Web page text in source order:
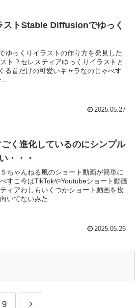
ストStable Diffusionでゆっく
ゆっくりイラストの作り方を発見した
ト？セレスティアゆっくりイラストと
る首だけの可愛いキャラなのじゃべす
2025.05.27
ごく進化しているのにシンプル
・・・
ちゃんねる風のショート動画が簡単に
すこ今はTikTokやYoutubeショート動画
ィアわしもいくつかショート動画を投
いてないみた...
2025.05.26
9 次